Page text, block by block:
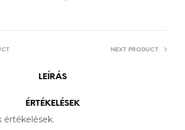
NEXT PRODUCT
LEÍRÁS
ÉRTÉKELÉSEK
értékelések.